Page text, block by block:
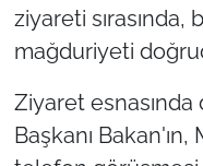
ziyareti
mağduriyeti
Ziyaret
Başkanı